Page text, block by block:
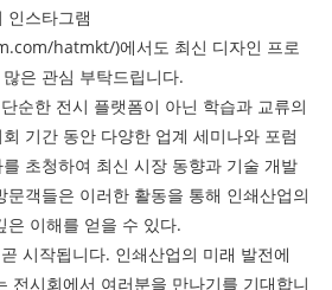
인스타그램
hatmkt/)에서도 최신 디자인 프로
은 관심 부탁드립니다.
순한 전시 플랫폼이 아닌 학습과 교류의
기간 동안 다양한 업계 세미나와 포럼
초청하여 최신 시장 동향과 기술 개발
문객들은 이러한 활동을 통해 인쇄산업의
은 이해를 얻을 수 있다.
시작됩니다. 인쇄산업의 미래 발전에
전시회에서 여러분을 만나기를 기대합니